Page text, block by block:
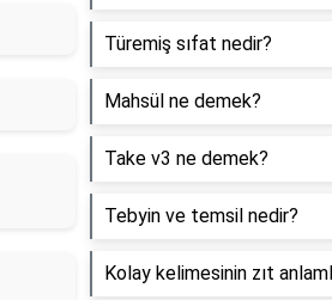
Türemiş sıfat nedir?
Mahsül ne demek?
Take v3 ne demek?
Tebyin ve temsil nedir?
Kolay kelimesinin zıt